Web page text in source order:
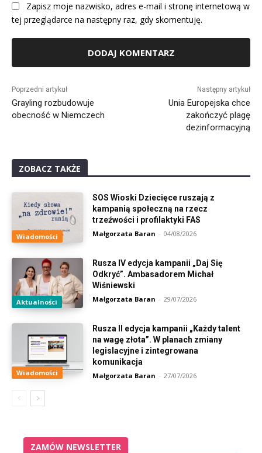
Zapisz moje nazwisko, adres e-mail i stronę internetową w
tej przeglądarce na następny raz, gdy skomentuję.
Poprzedni artykuł
Grayling rozbudowuje
obecność w Niemczech
Następny artykuł
Unia Europejska chce
zakończyć plagę
dezinformacyjną
ZOBACZ TAKŻE
Wiadomości
SOS Wioski Dziecięce ruszają z
kampanią społeczną na rzecz
trzeźwości i profilaktyki FAS
Małgorzata Baran - 04/08/2026
Aktualności
Rusza IV edycja kampanii „Daj Się
Odkryć”. Ambasadorem Michał
Wiśniewski
Małgorzata Baran - 29/07/2026
Wiadomości
Rusza II edycja kampanii „Każdy talent
na wagę złota”. W planach zmiany
legislacyjne i zintegrowana
komunikacja
Małgorzata Baran - 27/07/2026
ZAMÓW NEWSLETTER